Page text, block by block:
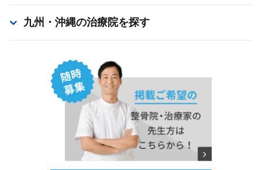
九州・沖縄の治療院を探す